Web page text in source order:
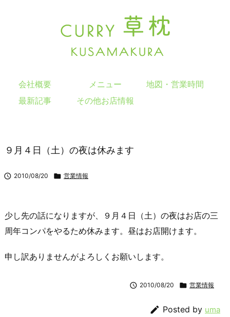
会社概要 メニュー
地図・営業時間
最新記事
その他お店情報
９月４日（土）の夜は休みます
 2010/08/20  営業情報
少し先の話になりますが、９月４日（土）の夜はお店の三
周年コンパをやるため休みます。昼はお店開けます。
申し訳ありませんがよろしくお願いします。
 2010/08/20  営業情報
 Posted by uma